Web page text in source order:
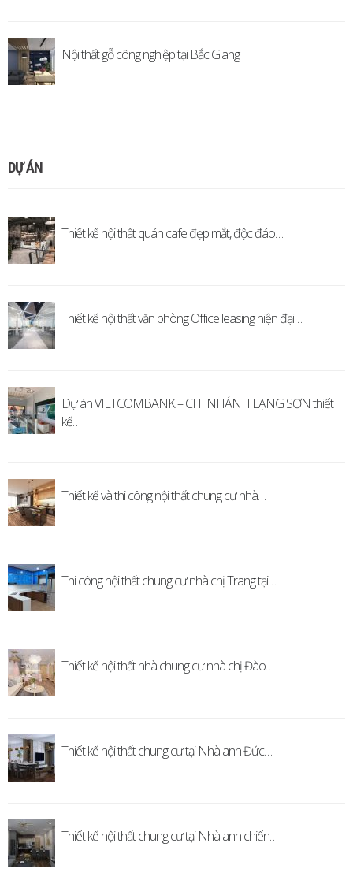
Nội thất gỗ công nghiệp tại Bắc Giang
DỰ ÁN
Thiết kế nội thất quán cafe đẹp mắt, độc đáo…
Thiết kế nội thất văn phòng Office leasing hiện đại…
Dự án VIETCOMBANK – CHI NHÁNH LẠNG SƠN thiết
kế…
Thiết kế và thi công nội thất chung cư nhà…
Thi công nội thất chung cư nhà chị Trang tại…
Thiết kế nội thất nhà chung cư nhà chị Đào…
Thiết kế nội thất chung cư tại Nhà anh Đức…
Thiết kế nội thất chung cư tại Nhà anh chiến…